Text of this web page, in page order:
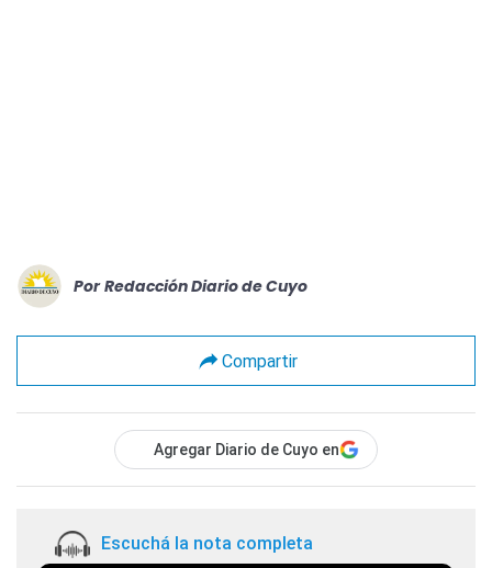
Por Redacción Diario de Cuyo
Compartir
Agregar Diario de Cuyo en
Escuchá la nota completa